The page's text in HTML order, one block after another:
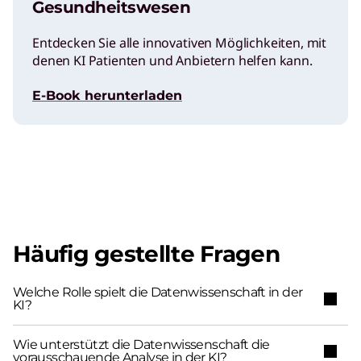
Gesundheitswesen
Entdecken Sie alle innovativen Möglichkeiten, mit
denen KI Patienten und Anbietern helfen kann.
E-Book herunterladen
Häufig gestellte Fragen
Welche Rolle spielt die Datenwissenschaft in der
KI?
Wie unterstützt die Datenwissenschaft die
vorausschauende Analyse in der KI?